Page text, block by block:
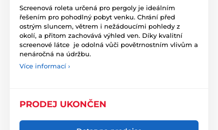
Screenová roleta určená pro pergoly je ideálním
řešením pro pohodlný pobyt venku. Chrání před
ostrým sluncem, větrem i nežádoucími pohledy z
okolí, a přitom zachovává výhled ven. Díky kvalitní
screenové látce je odolná vůči povětrnostním vlivům a
nenáročná na údržbu.
Více informací ›
PRODEJ UKONČEN